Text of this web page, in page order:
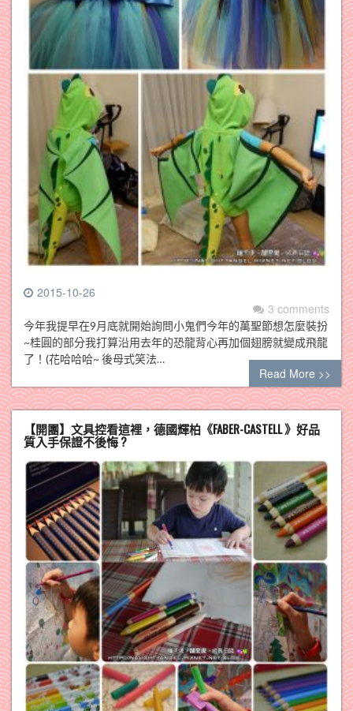
2015-10-26
3 comments
今年我提早在9月底就開始詢問小鬼們今年的萬聖節想怎麼裝扮
~桂圓的部分我打算沿用去年的恐龍背心再加個翅膀就變成飛龍
了！(花哈哈哈~ 後母式笑法…
Read More >>
【開團】文具控看這裡，德國輝柏《FABER-CASTELL 》好品
質入手保證不後悔 ?